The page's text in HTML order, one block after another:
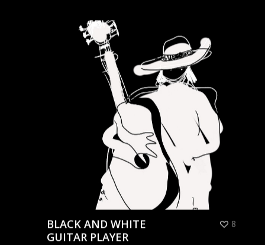
BLACK AND WHITE
GUITAR PLAYER
8